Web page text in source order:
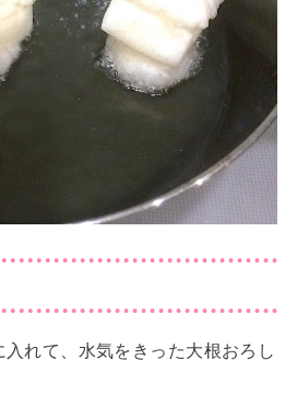
れて、水気をきった大根おろし